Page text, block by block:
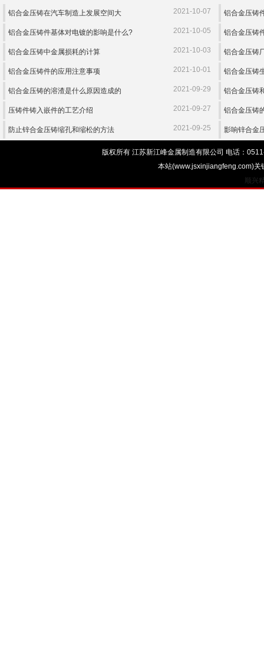
2021-10-07
铝合金压铸在汽车制造上发展空间大 铝合金压铸
2021-10-05
铝合金压铸件基体对电镀的影响是什么? 铝合金压铸
2021-10-03
铝合金压铸中金属损耗的计算 铝合金压铸
2021-10-01
铝合金压铸件的应用注意事项 铝合金压铸
2021-09-29
铝合金压铸的溶渣是什么原因造成的 铝合金压铸
2021-09-27
压铸件铸入嵌件的工艺介绍 铝合金压铸
2021-09-25
防止锌合金压铸缩孔和缩松的方法 影响锌合金
版权所有 江苏新江峰金属制造有限公司 电话：
本站(www.jsxinjiangfeng.com)关
顺兴